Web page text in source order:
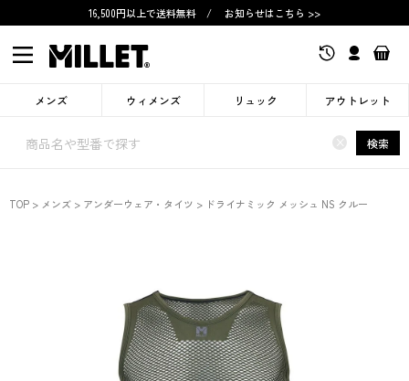
16,500円以上で送料無料 / お知らせはこちら >>
メンズ ウィメンズ リュック アウトレット
× 検索
TOP メンズ アンダーウェア・タイツ ドライナミック メッシュ NS クルー